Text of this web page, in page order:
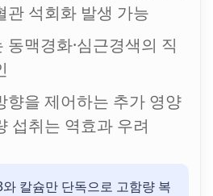
관 석회화 발생 가능
동맥경화·심근경색의 직
향을 제어하는 추가 영양
섭취는 역효과 우려
칼슘만 단독으로 고함량 복